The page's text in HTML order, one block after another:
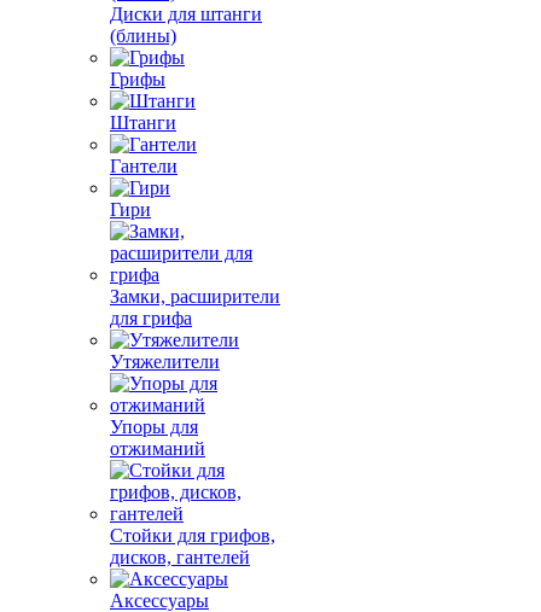
Диски для штанги
(блины)
Грифы
Штанги
Гантели
Гири
Замки, расширители
для грифа
Утяжелители
Упоры для
отжиманий
Стойки для грифов,
дисков, гантелей
Аксессуары